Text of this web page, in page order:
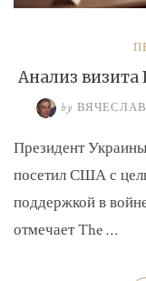
Анализ
by
Президент
посетил США с
поддержкой в
отмечает The …